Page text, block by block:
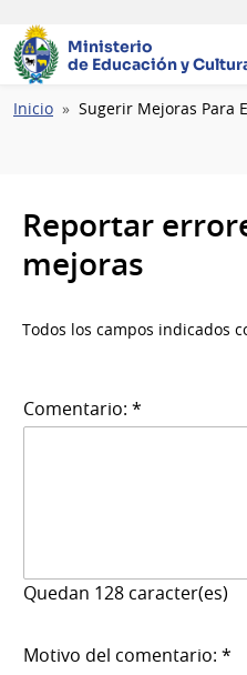
Ministerio
de Educación y
Ruta
Inicio Sugerir Mejoras Para
Reportar
mejoras
Todos los campos indicados
Comentario: *
Quedan 128 caracter(es)
Motivo del comentario: *